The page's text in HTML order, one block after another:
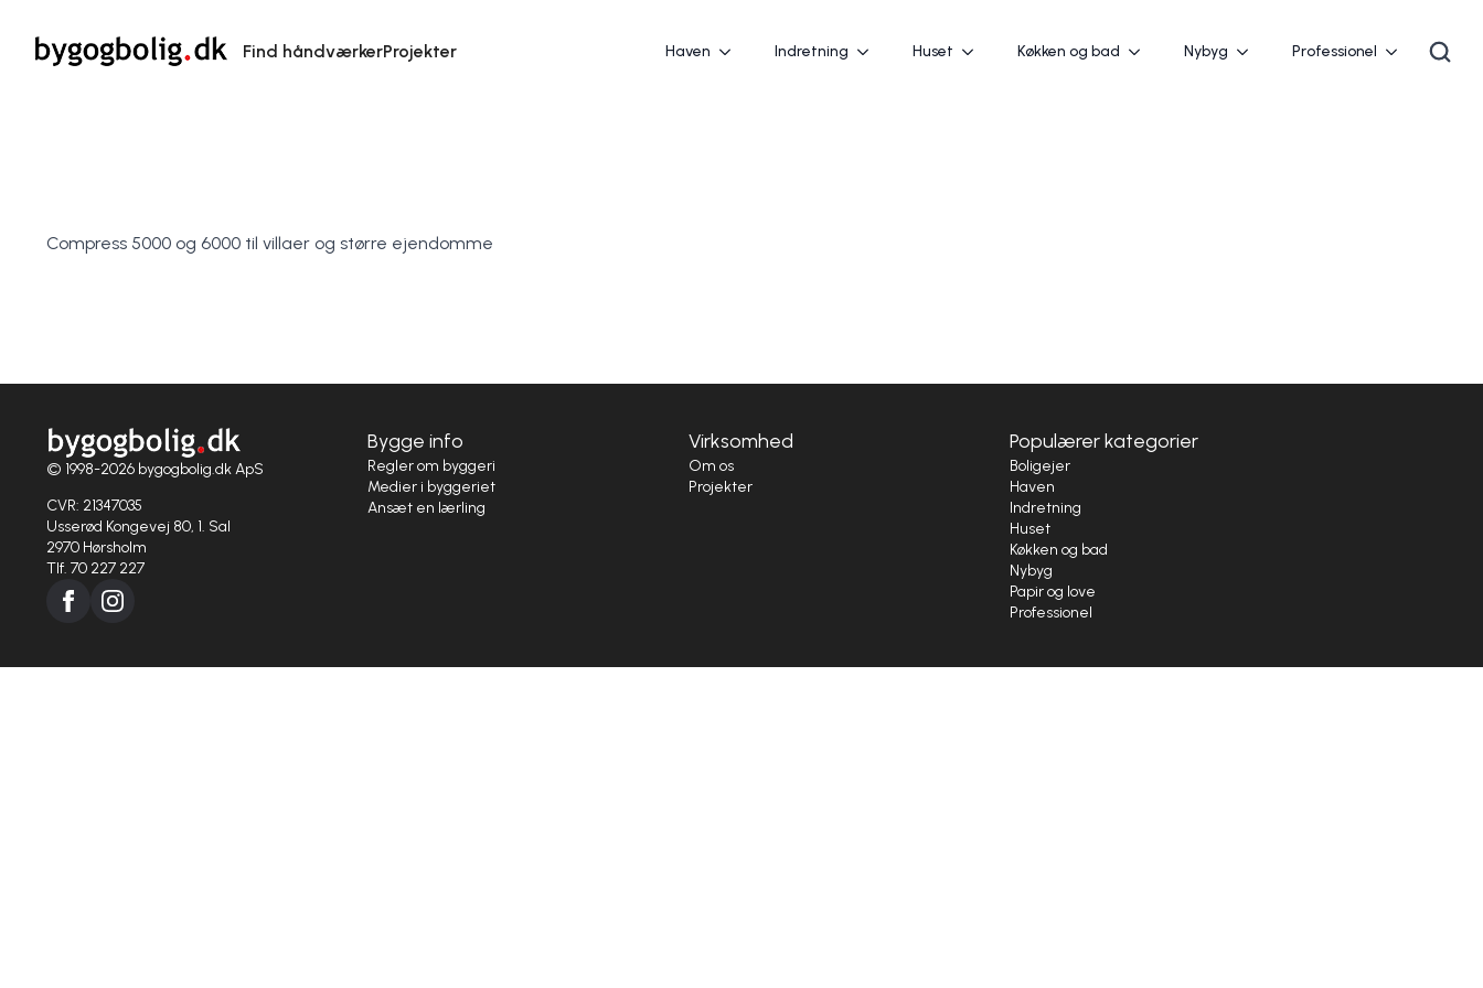
Find håndværkerProjekter Haven Indretning Huset Køkken og bad Nybyg Professionel
Compress 5000 og 6000 til villaer og større ejendomme
© 1998-2026 bygogbolig.dk ApS
CVR: 21347035
Usserød Kongevej 80, 1. Sal
2970 Hørsholm
Tlf. 70 227 227
Bygge info
Regler om byggeri
Medier i byggeriet
Ansæt en lærling
Virksomhed
Om os
Projekter
Populærer kategorier
Boligejer
Haven
Indretning
Huset
Køkken og bad
Nybyg
Papir og love
Professionel